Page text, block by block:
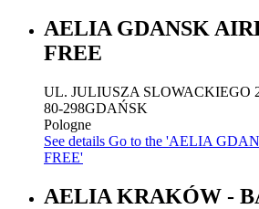
AELIA GDANSK
FREE
UL. JULIUSZA SLOWACKIEGO
80-298GDAŃSK
Pologne
See details Go to the 'AELIA
FREE'
AELIA KRAKÓW -